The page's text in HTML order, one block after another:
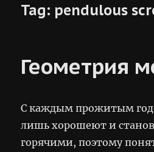
Tag: pendulous
Геометрия
С каждым прожитым
лишь хорошеют и
горячими, поэтому